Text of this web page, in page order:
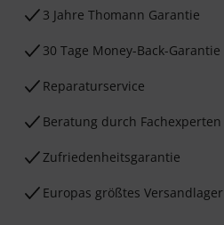
3 Jahre Thomann Garantie
30 Tage Money-Back-Garantie
Reparaturservice
Beratung durch Fachexperten
Zufriedenheitsgarantie
Europas größtes Versandlager